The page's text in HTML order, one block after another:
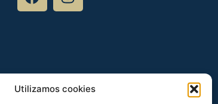
Utilizamos cookies